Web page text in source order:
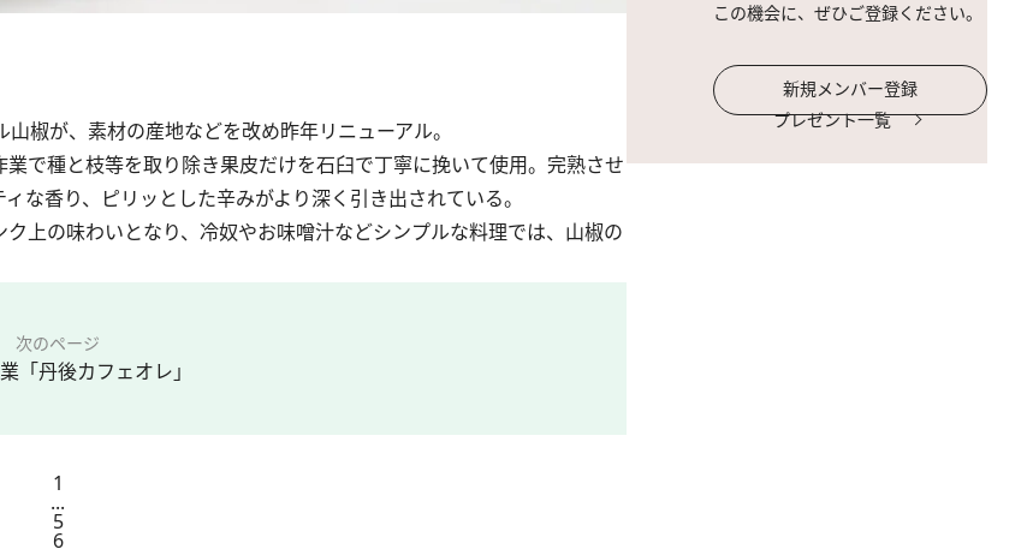
椒が、素材の産地などを改め昨年リニューアル。
で種と枝等を取り除き果皮だけを石臼で丁寧に挽いて使用。完熟させ
な香り、ピリッとした辛みがより深く引き出されている。
上の味わいとなり、冷奴やお味噌汁などシンプルな料理では、山椒の
次のページ
「丹後カフェオレ」
1
...
5
6
この機会に、ぜひご登録ください。
新規メンバー登録
プレゼント一覧